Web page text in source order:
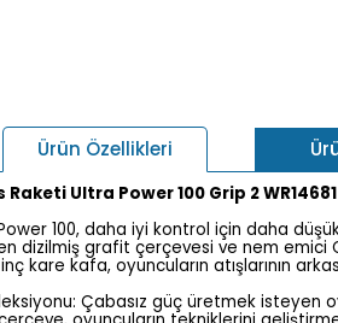
Ürün Özellikleri
Ultra Power 100 Grip 2
100, daha iyi kontrol için daha
dizilmiş grafit çerçevesi ve nem emici
kare kafa, oyuncuların atışlarının
Çabasız güç üretmek isteyen